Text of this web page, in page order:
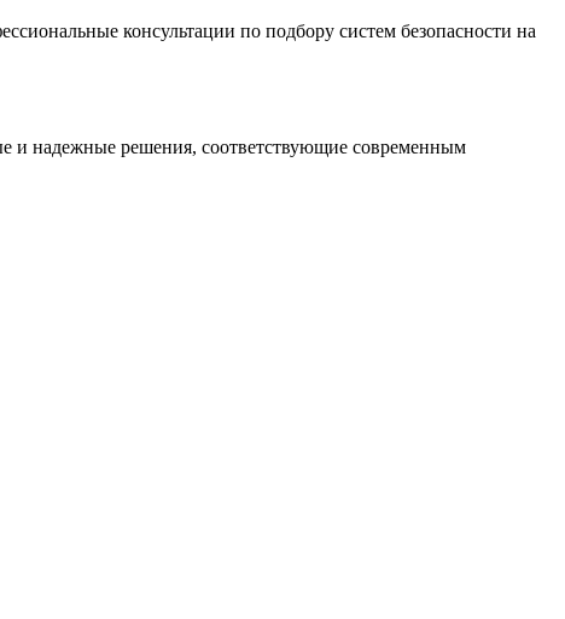
консультации по подбору систем безопасности на
и надежные решения, соответствующие современным